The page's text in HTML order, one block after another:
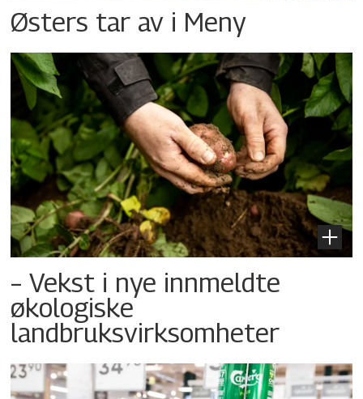
Østers tar av i Meny
– Vekst i nye innmeldte
økologiske
landbruksvirksomheter